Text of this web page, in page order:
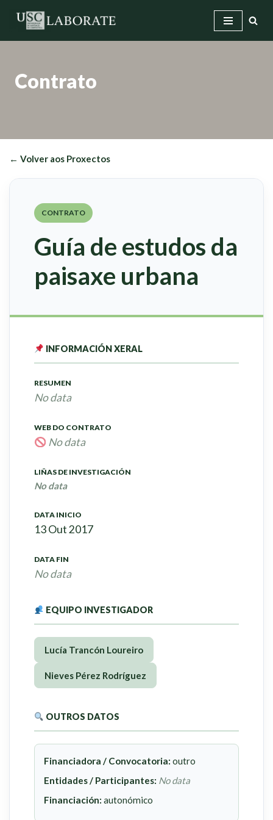
Saltar
Contrato
← Volver aos Proxectos
CONTRATO
Guía de estudos da
paisaxe urbana
INFORMACIÓN XERAL
RESUMEN
No data
WEB DO CONTRATO
No data
LIÑAS DE INVESTIGACIÓN
No data
DATA INICIO
13 Out 2017
DATA FIN
No data
EQUIPO INVESTIGADOR
Lucía Trancón Loureiro
Nieves Pérez Rodríguez
OUTROS DATOS
Financiadora / Convocatoria: outro
Entidades / Participantes: No data
Financiación: autonómico